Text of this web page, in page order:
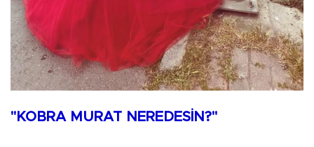
"KOBRA MURAT NEREDESİN?"